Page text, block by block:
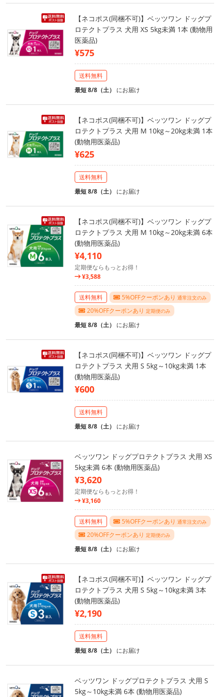
【ネコポス(同梱不可)】ベッツワン ドッグプ
ロテクトプラス 犬用 XS 5kg未満 1本 (動物用
医薬品)
¥575
送料無料
最短 8/8（土） にお届け
【ネコポス(同梱不可)】ベッツワン ドッグプ
ロテクトプラス 犬用 M 10kg～20kg未満 1本
(動物用医薬品)
¥625
送料無料
最短 8/8（土） にお届け
【ネコポス(同梱不可)】ベッツワン ドッグプ
ロテクトプラス 犬用 M 10kg～20kg未満 6本
(動物用医薬品)
¥4,110
定期便ならもっとお得！
¥3,588
送料無料 5%OFFクーポンあり 通常注文のみ
20%OFFクーポンあり 定期便のみ
最短 8/8（土） にお届け
【ネコポス(同梱不可)】ベッツワン ドッグプ
ロテクトプラス 犬用 S 5kg～10kg未満 1本
(動物用医薬品)
¥600
送料無料
最短 8/8（土） にお届け
ベッツワン ドッグプロテクトプラス 犬用 XS
5kg未満 6本 (動物用医薬品)
¥3,620
定期便ならもっとお得！
¥3,160
送料無料 5%OFFクーポンあり 通常注文のみ
20%OFFクーポンあり 定期便のみ
最短 8/8（土） にお届け
【ネコポス(同梱不可)】ベッツワン ドッグプ
ロテクトプラス 犬用 S 5kg～10kg未満 3本
(動物用医薬品)
¥2,190
送料無料
最短 8/8（土） にお届け
ベッツワン ドッグプロテクトプラス 犬用 S
5kg～10kg未満 6本 (動物用医薬品)